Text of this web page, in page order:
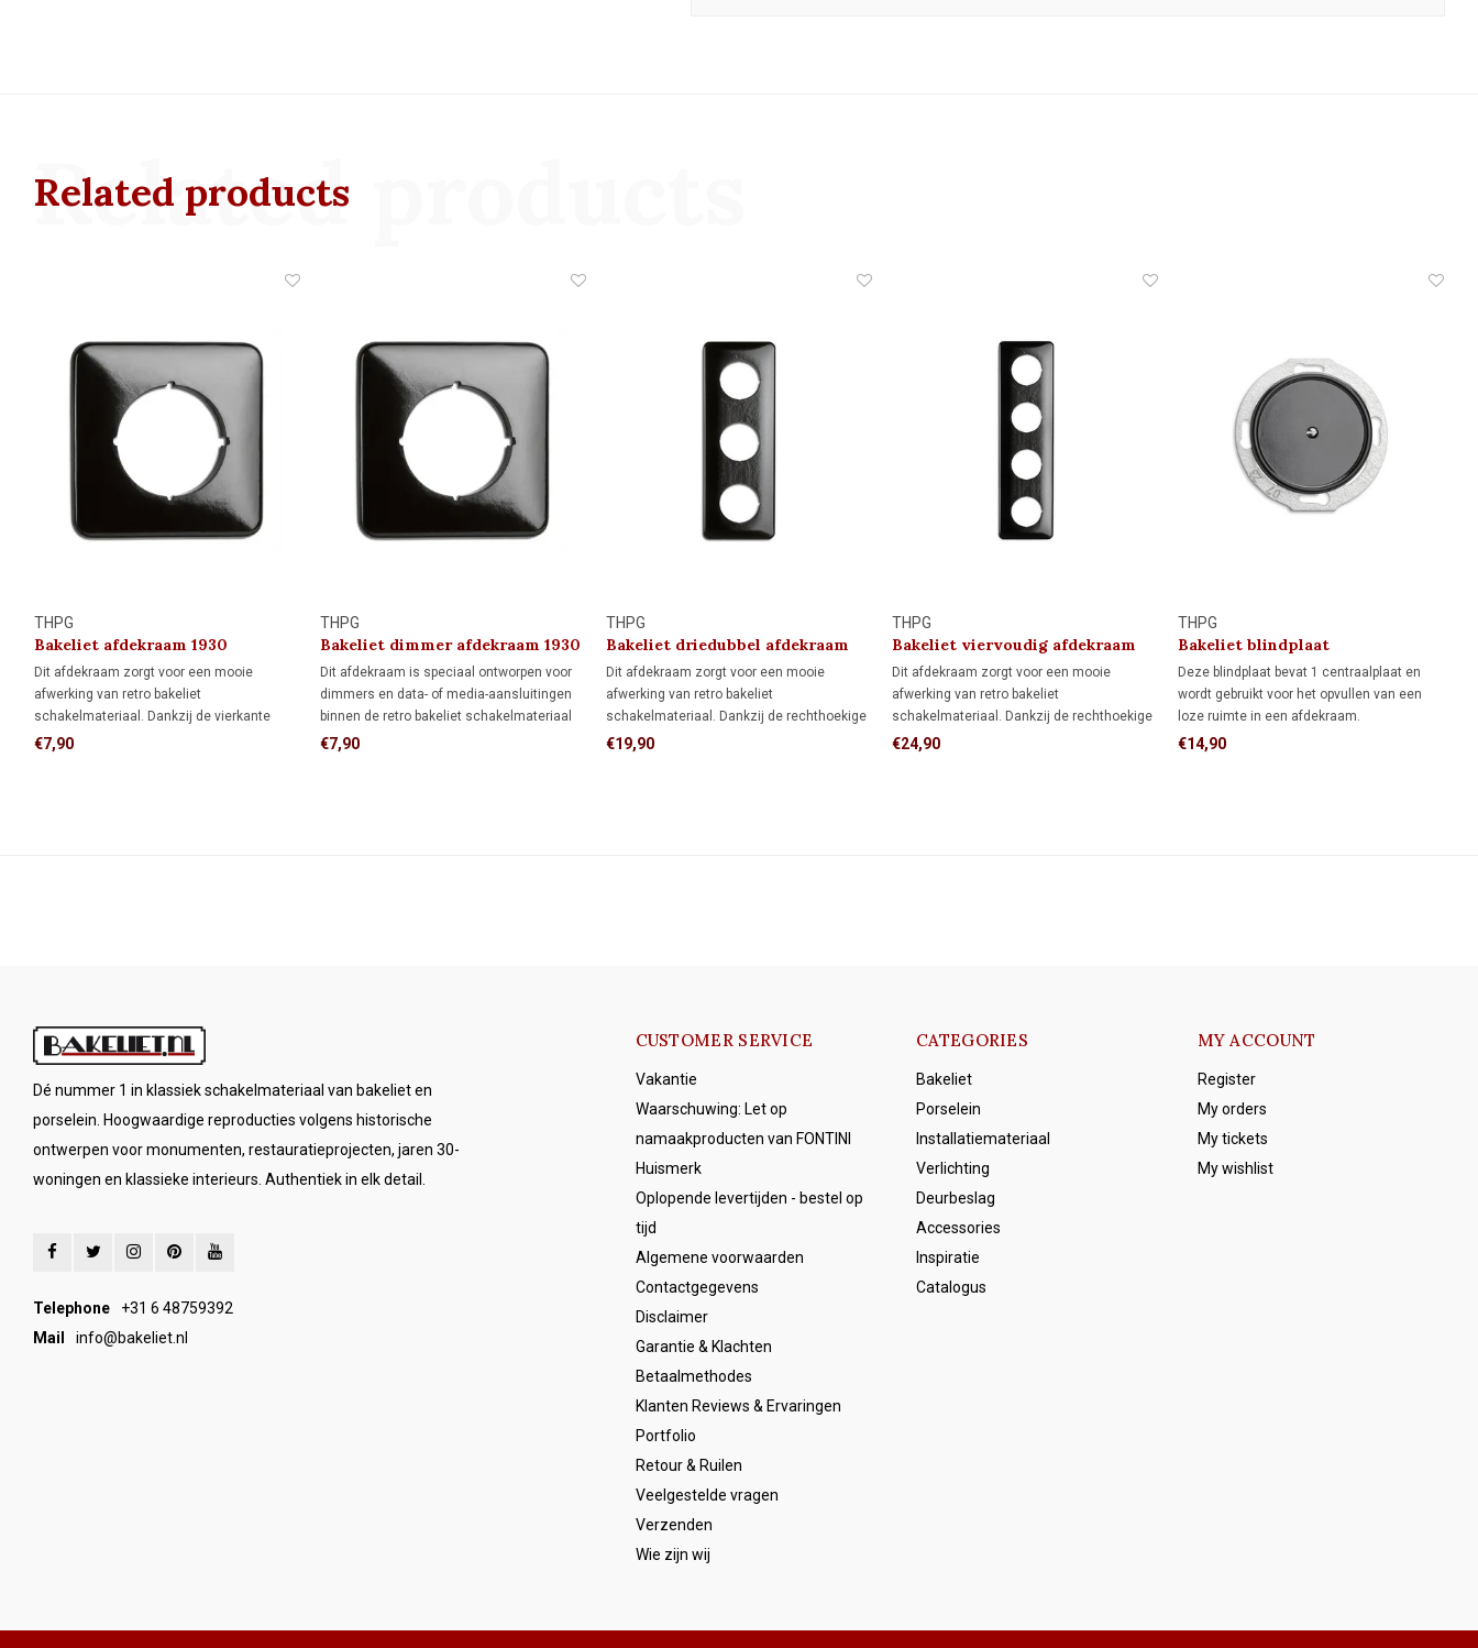
Related products
Related products
THPG
Bakeliet afdekraam 1930
Dit afdekraam zorgt voor een mooie
afwerking van retro bakeliet
schakelmateriaal. Dankzij de vierkante
vorm biedt het meer dekking rondom de
€7,90
THPG
Bakeliet dimmer afdekraam 1930
Dit afdekraam is speciaal ontworpen voor
dimmers en data- of media-aansluitingen
binnen de retro bakeliet schakelmateriaal
serie. De vierkante vorm biedt meer
€7,90
THPG
Bakeliet driedubbel afdekraam
1930
Dit afdekraam zorgt voor een mooie
afwerking van retro bakeliet
schakelmateriaal. Dankzij de rechthoekige
vorm biedt het meer dekking rondom de
€19,90
THPG
Bakeliet viervoudig afdekraam
1930
Dit afdekraam zorgt voor een mooie
afwerking van retro bakeliet
schakelmateriaal. Dankzij de rechthoekige
vorm biedt het meer dekking rondom de
€24,90
THPG
Bakeliet blindplaat
(schroefbevestiging) 1930
Deze blindplaat bevat 1 centraalplaat en
wordt gebruikt voor het opvullen van een
loze ruimte in een afdekraam.
€14,90
Dé nummer 1 in klassiek schakelmateriaal van bakeliet en
porselein. Hoogwaardige reproducties volgens historische
ontwerpen voor monumenten, restauratieprojecten, jaren 30-
woningen en klassieke interieurs. Authentiek in elk detail.
Telephone
+31 6 48759392
Mail
info@bakeliet.nl
CUSTOMER SERVICE
Vakantie
Waarschuwing: Let op
namaakproducten van FONTINI
Huismerk
Oplopende levertijden - bestel op
tijd
Algemene voorwaarden
Contactgegevens
Disclaimer
Garantie & Klachten
Betaalmethodes
Klanten Reviews & Ervaringen
Portfolio
Retour & Ruilen
Veelgestelde vragen
Verzenden
Wie zijn wij
CATEGORIES
Bakeliet
Porselein
Installatiemateriaal
Verlichting
Deurbeslag
Accessories
Inspiratie
Catalogus
MY ACCOUNT
Register
My orders
My tickets
My wishlist